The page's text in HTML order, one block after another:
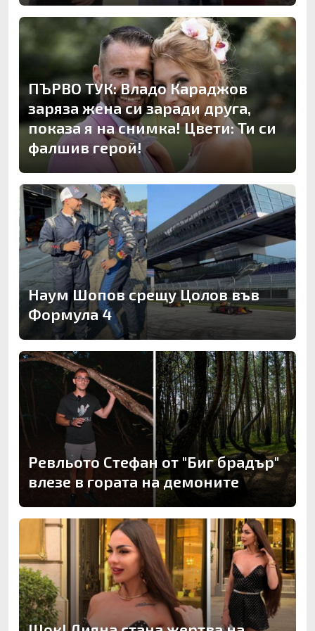
ПЪРВО ТУК: Владо Караджов
заряза жена си заради друга,
показа я на снимка! Цвети: Ти си
фалшив герой!
Наум Шопов срещу Цолов във
Формула 4
Ревльото Стефан от "Биг брадър"
влезе в гората на демоните